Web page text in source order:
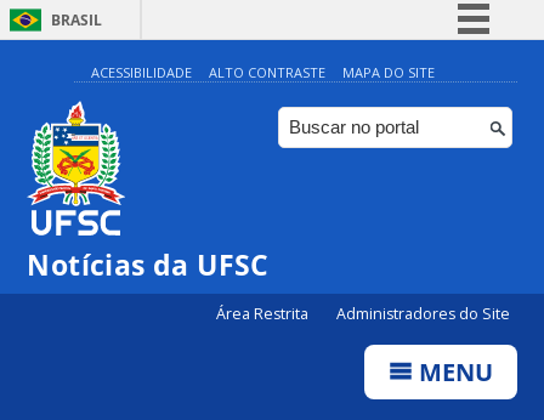
BRASIL
Simplifique!
Comunica BR
Participe
ACESSIBILIDADE ALTO CONTRASTE MAPA DO SITE
Notícias da UFSC
Área Restrita Administradores do Site
MENU